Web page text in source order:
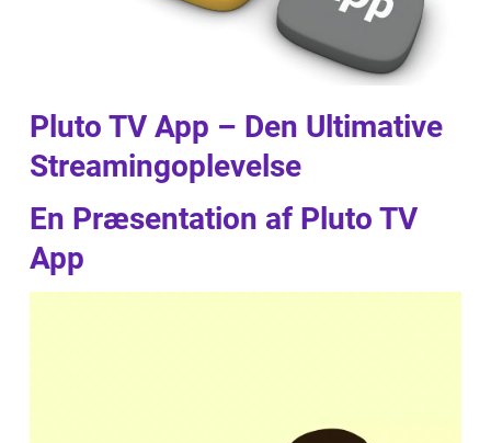
Pluto TV App – Den Ultimative
Streamingoplevelse
En Præsentation af Pluto TV
App